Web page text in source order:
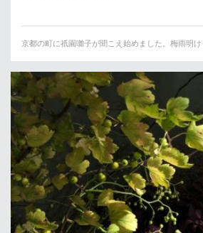
京都の町に祇園囃子が聞こえ始めました。梅雨明